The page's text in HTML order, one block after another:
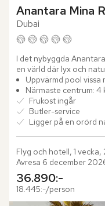
Anantara Mina
Dubai
I det nybyggda
en värld där lyx och
ligger på en privat halvö
bjuder...
Uppvärmd pool vissa
Närmaste centrum: 4
Frukost ingår
Butler-service
Ligger på en orörd
Flyg och hotell, 1 vecka,
Avresa 6 december
36.890:-
18.445:-/person